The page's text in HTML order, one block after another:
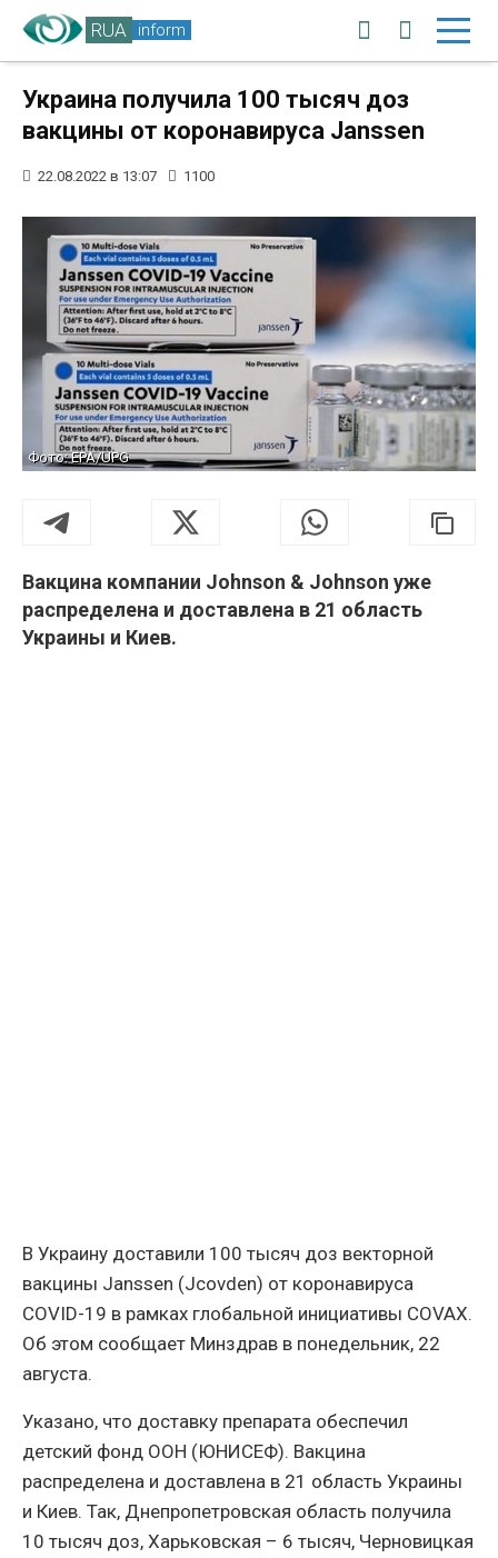
RUA inform
Украина получила 100 тысяч доз
вакцины от коронавируса Janssen
22.08.2022 в 13:07 1100
Фото: EPA/UPG
Вакцина компании Johnson & Johnson уже
распределена и доставлена ​​в 21 область
Украины и Киев.
В Украину доставили 100 тысяч доз векторной
вакцины Janssen (Jcovden) от коронавируса
COVID-19 в рамках глобальной инициативы COVAX.
Об этом сообщает Минздрав в понедельник, 22
августа.
Указано, что доставку препарата обеспечил
детский фонд ООН (ЮНИСЕФ). Вакцина
распределена и доставлена ​​в 21 область Украины
и Киев. Так, Днепропетровская область получила
10 тысяч доз, Харьковская – 6 тысяч, Черновицкая